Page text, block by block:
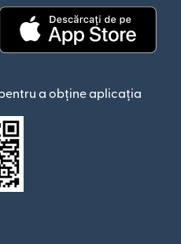
a obține aplicația